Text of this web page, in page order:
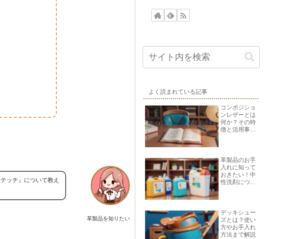
革製品を知りたい
ッチ』について教え
よく読まれている記事
コンポジショ
ンレザーとは
何か？その特
徴と活用事例
革製品のお手
入れに知って
おきたい！中
性洗剤につい
デッキシュー
ズとは？使い
方やお手入れ
方法まで解説